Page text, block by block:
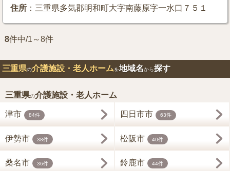
住所 ：三重県多気郡明和町大字南藤原字一水口７５１
8件中/1～8件
三重県の介護施設・老人ホームを地域名から探す
三重県の介護施設・老人ホーム
津市 84件 四日市市 63件
伊勢市 38件 松阪市 40件
桑名市 36件 鈴鹿市 44件